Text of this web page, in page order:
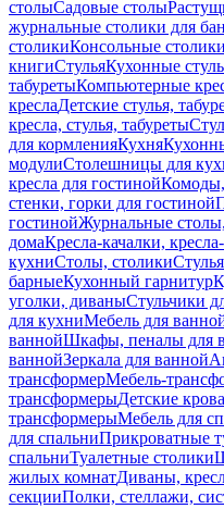
столыСадовые столы
журнальные столики для
столикиКонсольные столики
книгиСтульяКухонные
табуретыКомпьютерные
креслаДетские стулья,
кресла, стулья, табуреты
для кормленияКухня
модулиСтолешницы для
кресла для гостиной
стенки, горки для гостиной
гостинойЖурнальные
домаКресла-качалки,
кухниСтолы, столики
барныеКухонный гарнитур
уголки, диваныСтульчики
для кухниМебель для
ваннойШкафы, пеналы для
ваннойЗеркала для ванной
трансформерМебель-
трансформерыДетские
трансформерыМебель для
для спальниПрикроватные
спальниТуалетные столики
жилых комнатДиваны,
секцииПолки, стеллажи,